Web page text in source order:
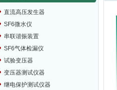
直流高压发生器
SF6微水仪
串联谐振装置
SF6气体检漏仪
试验变压器
变压器测试仪器
继电保护测试仪器